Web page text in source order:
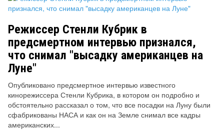
Режиссер Стенли Кубрик в
предсмертном интервью признался,
что снимал "высадку американцев на
Луне"
Опубликовано предсмертное интервью известного
кинорежиссера Стенли Кубрика, в котором он подробно и
обстоятельно рассказал о том, что все посадки на Луну были
сфабрикованы НАСА и как он на Земле снимал все кадры
американских...